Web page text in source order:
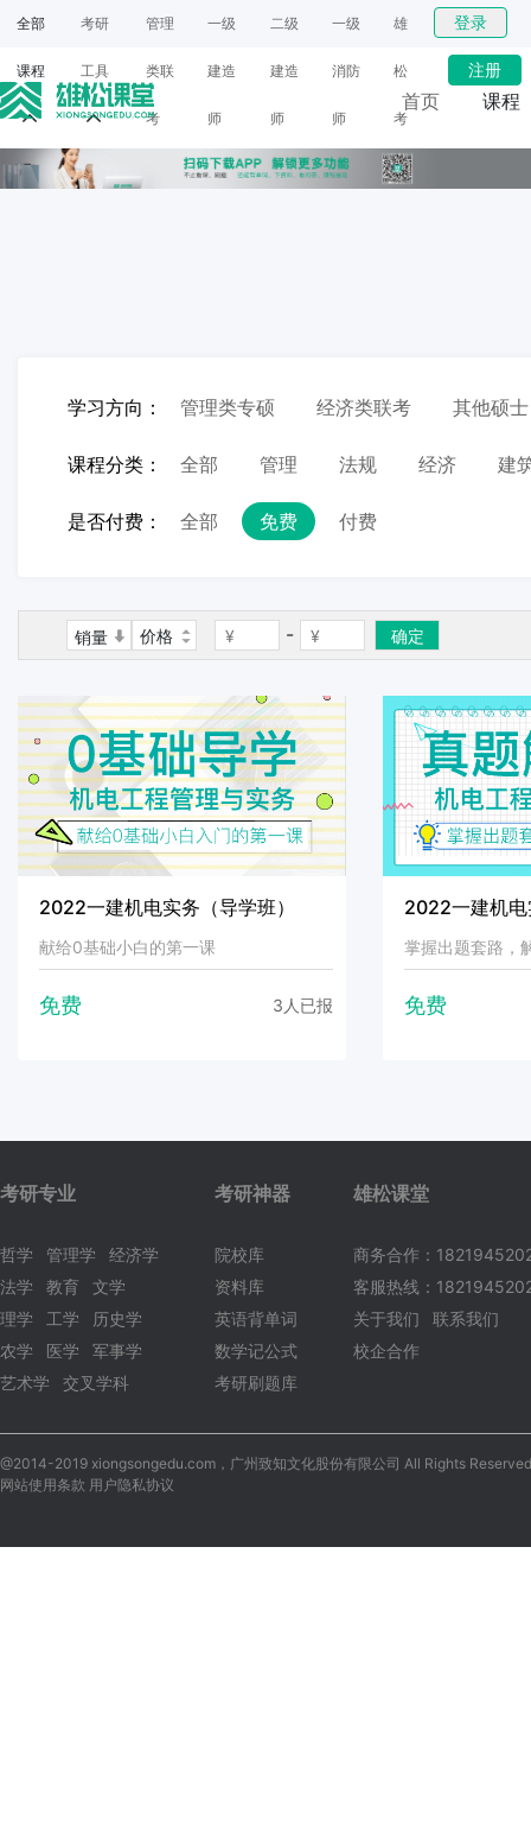
全部
课程
考研
工具
管理
类联
考
一级
建造
师
二级
建造
师
一级
消防
师
雄
松
考
研
登录
注册
首页 课程
学习方向： 管理类专硕 经济类联考 其他硕士
课程分类： 全部 管理 法规 经济 建
是否付费： 全部 免费 付费
销量 价格 - 确定
2022一建机电实务（导学班）
献给0基础小白的第一课
免费 3人已报
2022一建机
掌握出题套路，
免费
考研专业
哲学 管理学
经济学
法学
教育
文学
理学
工学
历史学
农学
医学
军事学
艺术学
交叉学科
考研神器
院校库
资料库
英语背单词
数学记公式
考研刷题库
雄松课堂
商务合作：
客服热线：
关于我们
联系我们
校企合作
@2014-2019 xiongsongedu.com，广州致知文化股份有限公司 All Rights
网站使用条款 用户隐私协议